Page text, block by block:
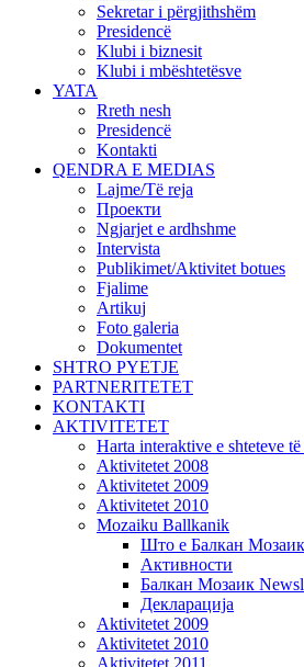
Sekretar i përgjithshëm
Presidencë
Klubi i biznesit
Klubi i mbështetësve
YATA
Rreth nesh
Presidencë
Kontakti
QENDRA E MEDIAS
Lajme/Të reja
Проекти
Ngjarjet e ardhshme
Intervista
Publikimet/Aktivitet botues
Fjalime
Artikuj
Foto galeria
Dokumentet
SHTRO PYETJE
PARTNERITETET
KONTAKTI
AKTIVITETET
Harta interaktive e shteteve
Aktivitetet 2008
Aktivitetet 2009
Aktivitetet 2010
Mozaiku Ballkanik
Што е Балкан Мозаик
Активности
Балкан Мозаик
Декларација
Aktivitetet 2009
Aktivitetet 2010
Aktivitetet 2011